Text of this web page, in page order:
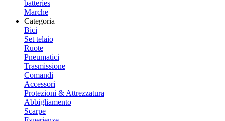
batteries
Marche
Categoria
Bici
Set telaio
Ruote
Pneumatici
Trasmissione
Comandi
Accessori
Protezioni & Attrezzatura
Abbigliamento
Scarpe